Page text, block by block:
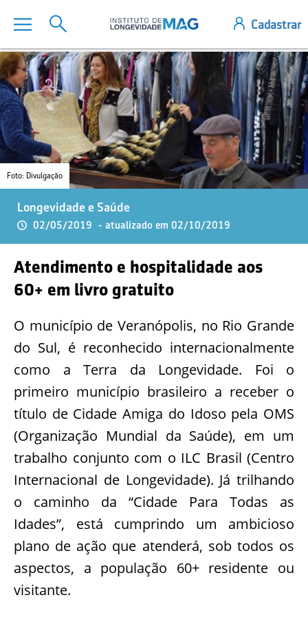
Foto: Divulgação
Longevidade e Saúde
02/05/2019 - atualizado em 02/10/2019
Atendimento e hospitalidade aos
60+ em livro gratuito
O município de Veranópolis, no Rio Grande
do Sul, é reconhecido internacionalmente
como a Terra da Longevidade. Foi o
primeiro município brasileiro a receber o
título de Cidade Amiga do Idoso pela OMS
(Organização Mundial da Saúde), em um
trabalho conjunto com o ILC Brasil (Centro
Internacional de Longevidade). Já trilhando
o caminho da “Cidade Para Todas as
Idades”, está cumprindo um ambicioso
plano de ação que atenderá, sob todos os
aspectos, a população 60+ residente ou
visitante.